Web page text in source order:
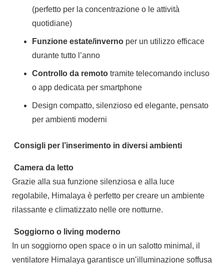
(perfetto per la concentrazione o le attività
quotidiane)
Funzione estate/inverno per un utilizzo efficace
durante tutto l’anno
Controllo da remoto tramite telecomando incluso
o app dedicata per smartphone
Design compatto, silenzioso ed elegante, pensato
per ambienti moderni
Consigli per l’inserimento in diversi ambienti
Camera da letto
Grazie alla sua funzione silenziosa e alla luce
regolabile, Himalaya è perfetto per creare un ambiente
rilassante e climatizzato nelle ore notturne.
Soggiorno o living moderno
In un soggiorno open space o in un salotto minimal, il
ventilatore Himalaya garantisce un’illuminazione soffusa